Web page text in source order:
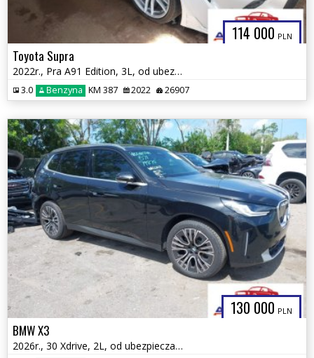
114 000 PLN
Toyota Supra
2022r., Pra A91 Edition, 3L, od ubezpieczalni
3.0 Benzyna KM 387 2022 26907
130 000 PLN
BMW X3
2026r., 30 Xdrive, 2L, od ubezpieczalni